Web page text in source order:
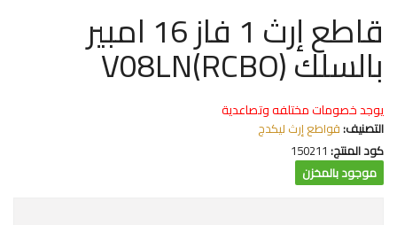
قاطع إرث 1 فاز 16 امبير
بالسلك V08LN(RCBO)
يوجد خصومات مختلفه وتصاعدية
التصنيف:قواطع إرث ليكدج
كود المنتج: 150211
موجود بالمخزن